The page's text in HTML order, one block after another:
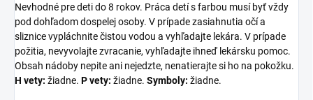
Nevhodné pre deti do 8 rokov. Práca detí s farbou musí byť vždy
pod dohľadom dospelej osoby. V prípade zasiahnutia očí a
sliznice vypláchnite čistou vodou a vyhľadajte lekára. V prípade
požitia, nevyvolajte zvracanie, vyhľadajte ihneď lekársku pomoc.
Obsah nádoby nepite ani nejedzte, nenatierajte si ho na pokožku.
H vety: žiadne. Pvety: žiadne. Symboly: žiadne.